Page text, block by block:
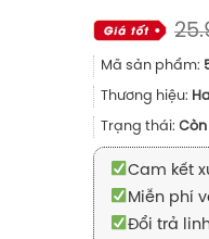
Mã sản phẩm:
Thương hiệu:
Trạng thái:
Cam kết
Miễn phí
Đổi trả